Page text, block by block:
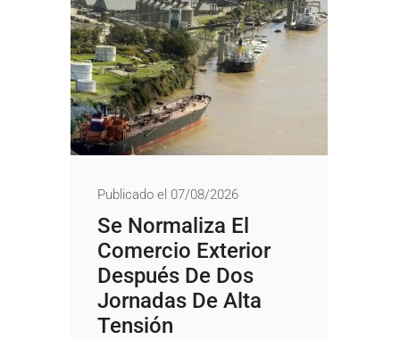
Publicado el 07/08/2026
Se Normaliza El
Comercio Exterior
Después De Dos
Jornadas De Alta
Tensión